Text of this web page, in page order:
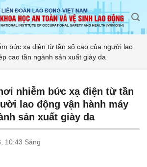
bức xạ điện từ tần số cao của người lao
cao tần ngành sản xuất giày da
nhiễm bức xạ điện từ tần
lao động vận hành máy
sản xuất giày da
10:43 Sáng